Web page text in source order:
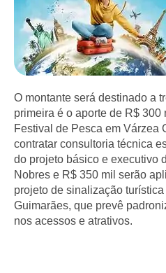
O montante será destinado a
primeira é o aporte de R$ 300
Festival de Pesca em Várzea
contratar consultoria técnica
do projeto básico e executivo
Nobres e R$ 350 mil serão
projeto de sinalização
Guimarães, que prevê
nos acessos e atrativos.